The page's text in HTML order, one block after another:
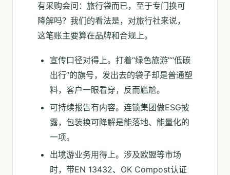
有采购会问：旅行袋而已，至于专门换可
降解吗？我们的看法是，对旅行社来说，
这笔账主要算在品牌和合规上。
宣传口径对得上。打着“绿色旅游”“低碳
出行”的旗号，发出去的袋子却是普通塑
料，客户一眼看穿，反而尴尬。
可持续报告有内容。连锁集团做ESG披
露，包装换可降解是能落地、能量化的
一项。
出境游业务用得上。涉及欧盟等市场
时，带EN 13432、OK Compost认证